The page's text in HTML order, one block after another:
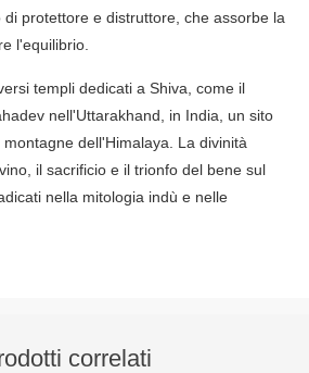
protettore e distruttore, che assorbe la
l'equilibrio.
templi dedicati a Shiva, come il
nell'Uttarakhand, in India, un sito
dell'Himalaya. La divinità
il sacrificio e il trionfo del bene sul
nella mitologia indù e nelle
correlati